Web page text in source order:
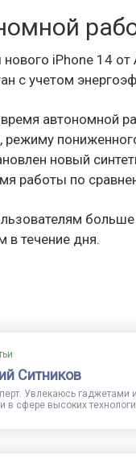
iPhone 14
с учетом
автономной
режиму
новый
работы по
в течение дня.
Ситников
Увлекаюсь гаджетами
в сфере высоких